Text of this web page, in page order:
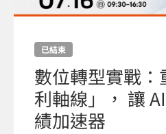
已結束
數位轉型實戰
利軸線」， 讓
績加速器